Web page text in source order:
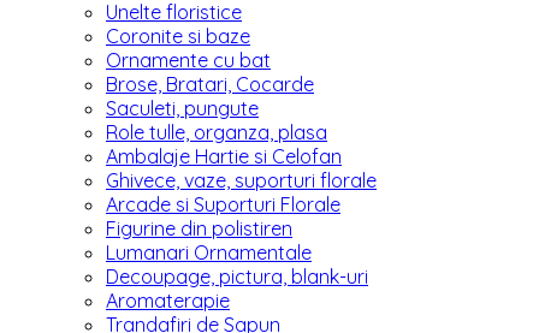
Unelte floristice
Coronite si baze
Ornamente cu bat
Brose, Bratari, Cocarde
Saculeti, pungute
Role tulle, organza, plasa
Ambalaje Hartie si Celofan
Ghivece, vaze, suporturi florale
Arcade si Suporturi Florale
Figurine din polistiren
Lumanari Ornamentale
Decoupage, pictura, blank-uri
Aromaterapie
Trandafiri de Sapun